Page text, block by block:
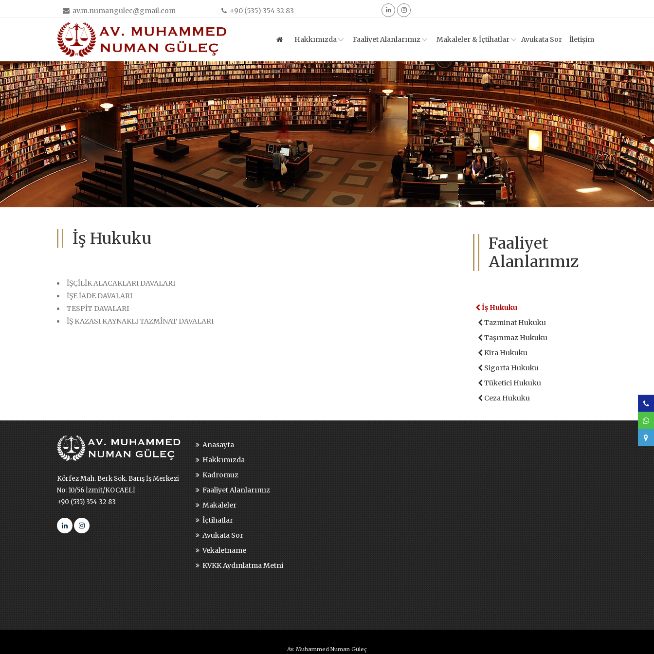
av.m.numangulec@gmail.com +90 (535) 354 32 83
Hakkımızda Faaliyet Alanlarımız Makaleler & İçtihatlar Avukata Sor İletişim
İş Hukuku
İŞÇİLİK ALACAKLARI DAVALARI
İŞE İADE DAVALARI
TESPİT DAVALARI
İŞ KAZASI KAYNAKLI TAZMİNAT DAVALARI
Faaliyet
Alanlarımız
İş Hukuku
Tazminat Hukuku
Taşınmaz Hukuku
Kira Hukuku
Sigorta Hukuku
Tüketici Hukuku
Ceza Hukuku
Körfez Mah. Berk Sok. Barış İş Merkezi
No: 10/56 İzmit/KOCAELİ
+90 (535) 354 32 83
Anasayfa
Hakkımızda
Kadromuz
Faaliyet Alanlarımız
Makaleler
İçtihatlar
Avukata Sor
Vekaletname
KVKK Aydınlatma Metni
Av. Muhammed Numan Güleç